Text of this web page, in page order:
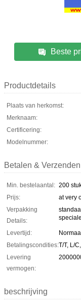
Beste
Productdetails
Plaats van herkomst:
Merknaam:
Certificering:
Modelnummer:
Betalen &
Min. bestelaantal: 200
Prijs:
at very
Verpakking
Details:
Levertijd:
Betalingscondities:T/T, L/
Levering
vermogen:
beschrijving